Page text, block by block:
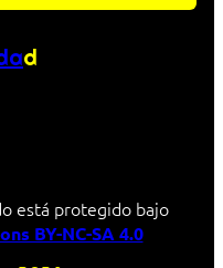
d
está protegido bajo
BY-NC-SA 4.0